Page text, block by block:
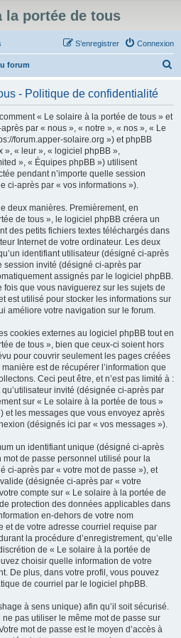
la portée de tous
Connexion
S’enregistrer
forum
- Politique de confidentialité
« Le solaire à la portée de tous » et
par « nous », « notre », « nos », « Le
forum.apper-solaire.org ») et phpBB
», « leur », « logiciel phpBB »,
», « Équipes phpBB ») utilisent
pendant n’importe quelle session
ci-après par « vos informations »).
deux manières. Premièrement, en
de tous », le logiciel phpBB créera un
des petits fichiers textes téléchargés dans
Internet de votre ordinateur. Les deux
identifiant utilisateur (désigné ci-après
session invité (désigné ci-après par
assignés par le logiciel phpBB.
que vous naviguerez sur les sujets de
est utilisé pour stocker les informations sur
améliore votre navigation sur le forum.
cookies externes au logiciel phpBB tout en
de tous », bien que ceux-ci soient hors
pour couvrir seulement les pages créées
est de récupérer l’information que
Ceci peut être, et n’est pas limité à :
invité (désignée ci-après par
sur « Le solaire à la portée de tous »
et les messages que vous envoyez après
(désignés ici par « vos messages »).
un identifiant unique (désigné ci-après
mot de passe personnel utilisé pour la
ci-après par « votre mot de passe »), et
(désignée ci-après par « votre
compte sur « Le solaire à la portée de
protection des données applicables dans
en-dehors de votre nom
et de votre adresse courriel requise par
la procédure d’enregistrement, qu’elle
de « Le solaire à la portée de
choisir quelle information de votre
De plus, dans votre profil, vous pouvez
de courriel par le logiciel phpBB.
à sens unique) afin qu’il soit sécurisé.
pas utiliser le même mot de passe sur
mot de passe est le moyen d’accès à